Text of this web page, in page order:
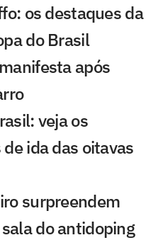
os destaques da
do Brasil
após
veja os
ida das oitavas
surpreendem
do antidoping